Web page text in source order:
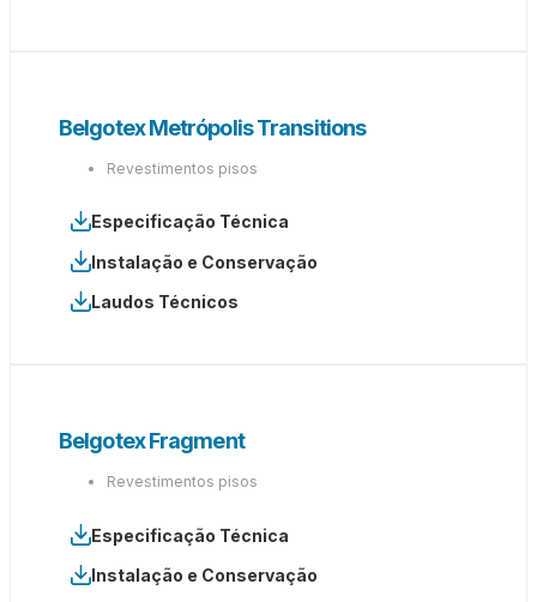
Belgotex Metrópolis Transitions
Revestimentos pisos
Especificação Técnica
Instalação e Conservação
Laudos Técnicos
Belgotex Fragment
Revestimentos pisos
Especificação Técnica
Instalação e Conservação